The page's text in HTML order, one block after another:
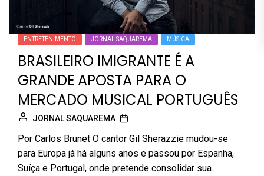
ENTRETENIMENTO JORNAL SAQUAREMA MÚSICA
BRASILEIRO IMIGRANTE É A
GRANDE APOSTA PARA O
MERCADO MUSICAL PORTUGUÊS
JORNAL SAQUAREMA
Por Carlos Brunet O cantor Gil Sherazzie mudou-se
para Europa já há alguns anos e passou por Espanha,
Suíça e Portugal, onde pretende consolidar sua...